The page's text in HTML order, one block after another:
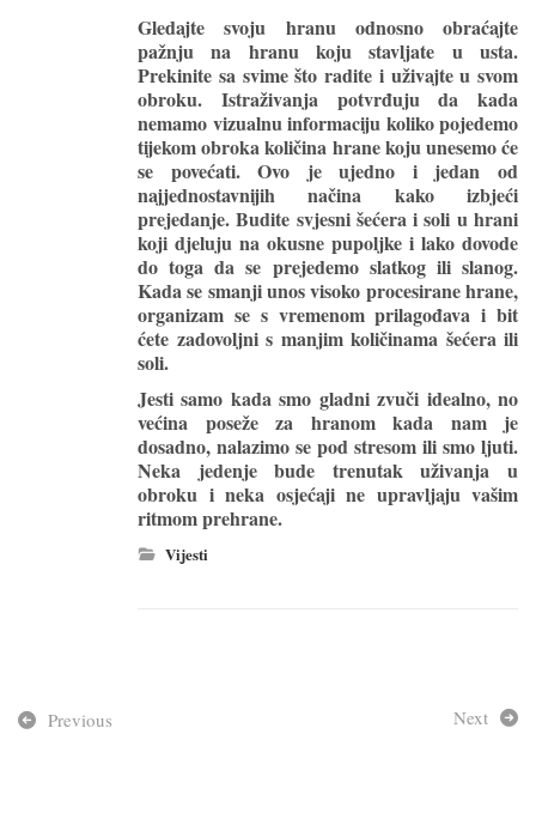
Gledajte svoju hranu odnosno obraćajte
pažnju na hranu koju stavljate u usta.
Prekinite sa svime što radite i uživajte u svom
obroku. Istraživanja potvrđuju da kada
nemamo vizualnu informaciju koliko pojedemo
tijekom obroka količina hrane koju unesemo će
se povećati. Ovo je ujedno i jedan od
najjednostavnijih načina kako izbjeći
prejedanje. Budite svjesni šećera i soli u hrani
koji djeluju na okusne pupoljke i lako dovode
do toga da se prejedemo slatkog ili slanog.
Kada se smanji unos visoko procesirane hrane,
organizam se s vremenom prilagođava i bit
ćete zadovoljni s manjim količinama šećera ili
soli.
Jesti samo kada smo gladni zvuči idealno, no
većina poseže za hranom kada nam je
dosadno, nalazimo se pod stresom ili smo ljuti.
Neka jedenje bude trenutak uživanja u
obroku i neka osjećaji ne upravljaju vašim
ritmom prehrane.
Vijesti
Previous Next